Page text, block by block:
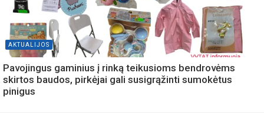
AKTUALIJOS
Pavojingus gaminius į rinką teikusioms bendrovėms
skirtos baudos, pirkėjai gali susigrąžinti sumokėtus
pinigus